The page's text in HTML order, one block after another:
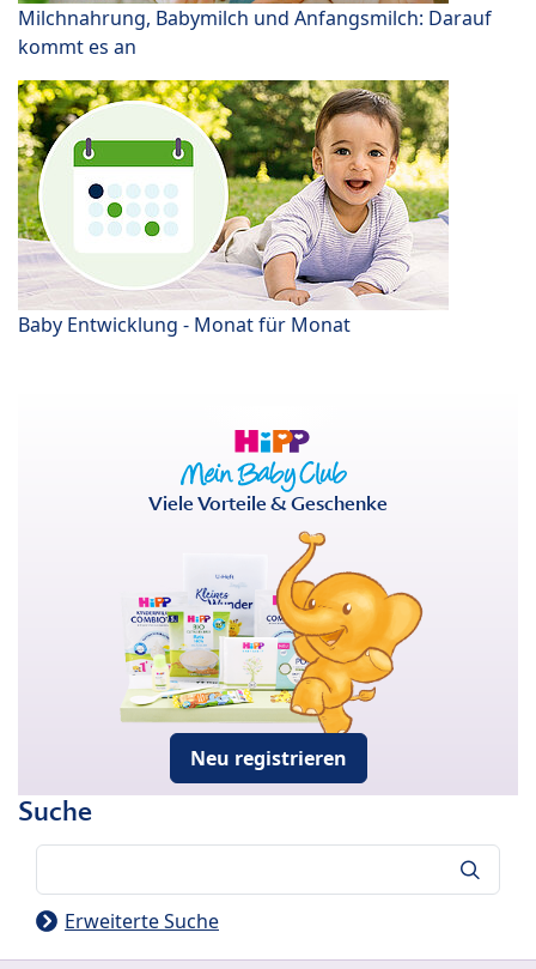
Milchnahrung, Babymilch und Anfangsmilch: Darauf
kommt es an
Baby Entwicklung - Monat für Monat
Viele Vorteile & Geschenke
Neu registrieren
Suche
Erweiterte Suche